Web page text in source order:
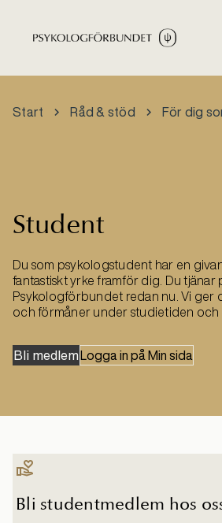
Start Råd & stöd För dig
Student
Du som psykologstudent har en
fantastiskt yrke framför dig. Du tjänar
Psykologförbundet redan nu. Vi ger
och förmåner under studietiden och
Bli medlemLogga in på Min sida
Bli studentmedlem hos